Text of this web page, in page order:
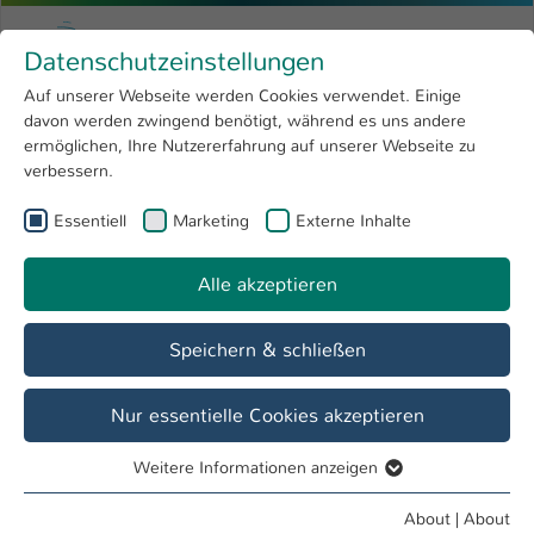
Menu
Research 4
Open submenu
University
International
Skip to main content
University of Applied Sciences
You are here:
Thomas Allweyer
Prof. Dr. Thomas Allweyer
Lehrveranstaltungen
Themenvorschläge für Bachelor- und
Masterarbeiten
UML-Klassendiagramme mit Layout-Erhaltung
Datenschutzeinstellungen
Auf unserer Webseite werden Cookies verwendet. Einige
davon werden zwingend benötigt, während es uns andere
ermöglichen, Ihre Nutzererfahrung auf unserer Webseite zu
verbessern.
Essentiell Marketing Externe Inhalte
Alle akzeptieren
Speichern & schließen
Nur essentielle Cookies akzeptieren
Essentielle Cookies werden für grundlegende Funktionen
Weitere Informationen anzeigen
About | About